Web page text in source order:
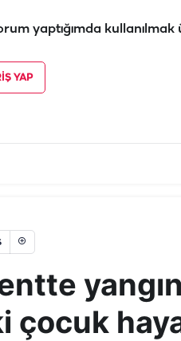
yaptığımda kullanılmak
YAP
çocuk